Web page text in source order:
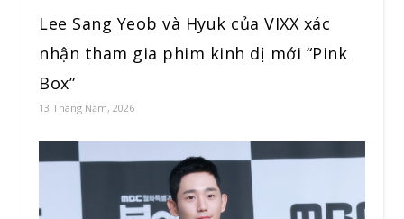
Lee Sang Yeob và Hyuk của VIXX xác
nhận tham gia phim kinh dị mới “Pink
Box”
13 Tháng Năm, 2026